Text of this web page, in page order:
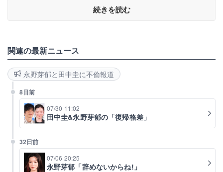
続きを読む
関連の最新ニュース
永野芽郁と田中圭に不倫報道
8日前
07/30 11:02
田中圭&永野芽郁の「復帰格差」
32日前
07/06 20:25
永野芽郁「辞めないからね!」